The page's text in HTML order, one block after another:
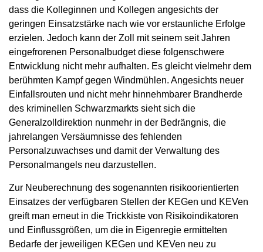
dass die Kolleginnen und Kollegen angesichts der
geringen Einsatzstärke nach wie vor erstaunliche Erfolge
erzielen. Jedoch kann der Zoll mit seinem seit Jahren
eingefrorenen Personalbudget diese folgenschwere
Entwicklung nicht mehr aufhalten. Es gleicht vielmehr dem
berühmten Kampf gegen Windmühlen. Angesichts neuer
Einfallsrouten und nicht mehr hinnehmbarer Brandherde
des kriminellen Schwarzmarkts sieht sich die
Generalzolldirektion nunmehr in der Bedrängnis, die
jahrelangen Versäumnisse des fehlenden
Personalzuwachses und damit der Verwaltung des
Personalmangels neu darzustellen.
Zur Neuberechnung des sogenannten risikoorientierten
Einsatzes der verfügbaren Stellen der KEGen und KEVen
greift man erneut in die Trickkiste von Risikoindikatoren
und Einflussgrößen, um die in Eigenregie ermittelten
Bedarfe der jeweiligen KEGen und KEVen neu zu